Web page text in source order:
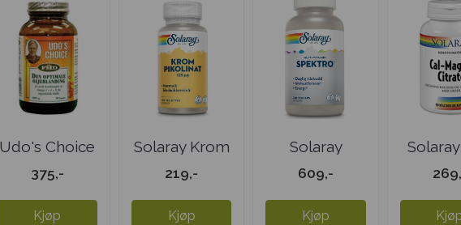
Udo's Choice
kapsler
375,-
Kjøp
Solaray Krom
Pikolinat
219,-
Kjøp
Solaray
Spektro
609,-
Kjøp
Mag